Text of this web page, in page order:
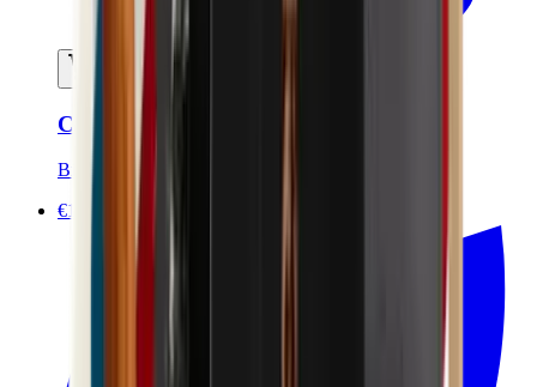
Ajouter au panier
Crème à raser certifié bio - 120ml
Bivouak
€10.00